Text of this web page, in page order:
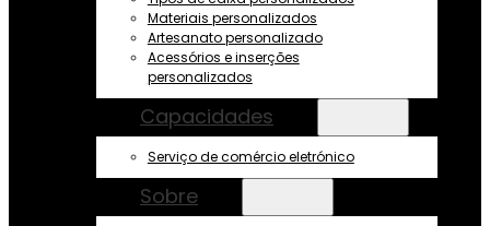
Materiais personalizados
Artesanato personalizado
Acessórios e inserções
personalizados
Capacidades
Serviço de comércio eletrónico
Sobre